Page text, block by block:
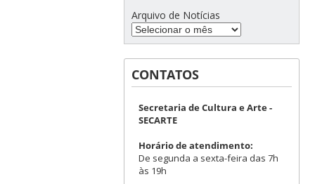
Arquivo de Notícias
CONTATOS
Secretaria de Cultura e Arte -
SECARTE
Horário de atendimento:
De segunda a sexta-feira das 7h
às 19h